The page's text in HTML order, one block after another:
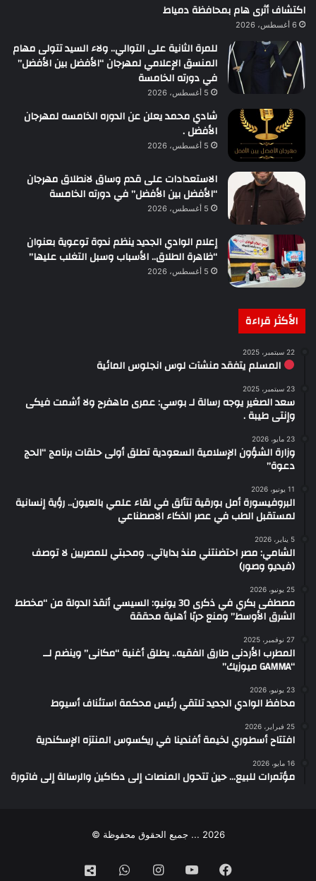
اكتشاف أثرى هام بمحافظة دمياط
6 أغسطس، 2026
للمرة الثانية على التوالي.. ولاء السيد تتولى مهام
المنسق الإعلامي لمهرجان “الأفضل بين الأفضل”
في دورته الخامسة
5 أغسطس، 2026
شادي محمد يعلن عن الدوره الخامسه لمهرجان
الأفضل .
5 أغسطس، 2026
الاستعدادات على قدم وساق لانطلاق مهرجان
“الأفضل بين الأفضل” في دورته الخامسة
5 أغسطس، 2026
إعلام الوادي الجديد ينظم ندوة توعوية بعنوان
“ظاهرة الطلاق.. الأسباب وسبل التغلب عليها”
5 أغسطس، 2026
الأكثر قراءة
22 سبتمبر، 2025
المسلم يتفقد منشآت لوس انجلوس المائية
23 سبتمبر، 2025
سعد الصغير يوجه رسالة لـ بوسي: عمرى ماهفرح ولا أشمت فيكى
وإنتى طيبة .
23 مايو، 2026
وزارة الشؤون الإسلامية السعودية تطلق أولى حلقات برنامج “الحج
دعوة”
11 يونيو، 2026
البروفيسورة أمل بورقية تتألق في لقاء علمي بالعيون.. رؤية إنسانية
لمستقبل الطب في عصر الذكاء الاصطناعي
5 يناير، 2026
الشامي: مصر احتضنتني منذ بداياتي.. ومحبتي للمصريين لا توصف
(فيديو وصور)
25 يونيو، 2026
مصطفى بكري في ذكرى 30 يونيو: السيسي أنقذ الدولة من “مخطط
الشرق الأوسط” ومنع حربًا أهلية محققة
27 نوفمبر، 2025
المطرب الأردنى طارق الفقيه.. يطلق أغنية “مكانى” وينضم لــ
“GAMMA ميوزيك”
23 يونيو، 2026
محافظ الوادي الجديد تلتقي رئيس محكمة استئناف أسيوط
25 فبراير، 2026
افتتاح أسطوري لخيمة أفندينا في ريكسوس المنتزه الإسكندرية
16 مايو، 2026
مؤتمرات للبيع… حين تتحول المنصات إلى دكاكين والرسالة إلى فاتورة
2026 ... جميع الحقوق محفوظة ©
فيسبوك‫YouTubeانستقرامواتسابتيك